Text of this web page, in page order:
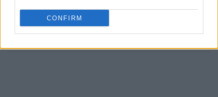
CONFIRM
-Συστήματα συνεχούς παρακολούθησης των
περιβαλλοντικών συνθηκών.